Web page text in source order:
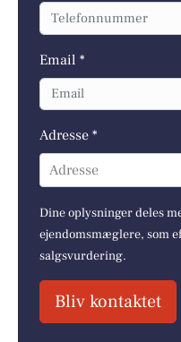
Email *
Adresse *
Adresse
Dine oplysninger deles
ejendomsmæglere, som
salgsvurdering.
Bliv kontaktet